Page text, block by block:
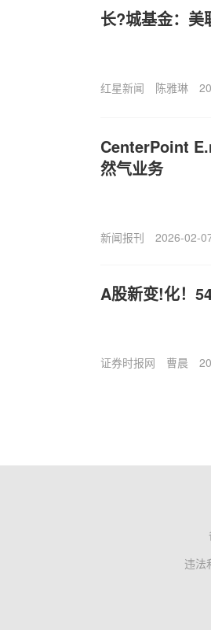
长?城基金：美
红星新闻 陈雅琳
CenterPoint
然气业务
新闻报刊 2026-02-
A股新变!化！
证券时报网 曹晨
违法